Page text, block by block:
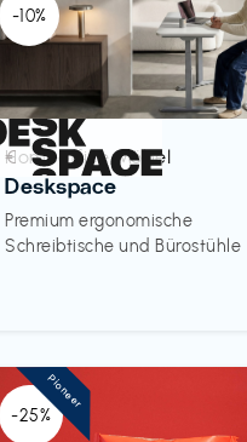
-10%
Homeoffice Möbel
Deskspace
Premium ergonomische
Schreibtische und Bürostühle
€‎
-25%
Pioneer